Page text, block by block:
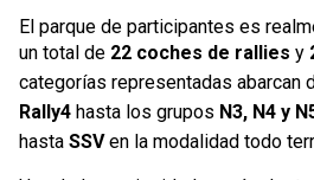
El parque de participantes es
un total de 22 coches de rallies y
categorías representadas abarcan
Rally4 hasta los grupos N3, N4 y
hasta SSVen la modalidad todo